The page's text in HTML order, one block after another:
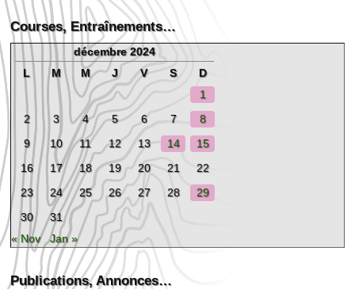
Courses, Entraînements…
décembre 2024
L
M M J V S
D
1
2
3 4 5 6 7
8
9
10 11 12 13 14
15
16
17 18 19 20 21
22
23
24 25 26 27 28
29
30
31
« Nov
Jan »
Publications, Annonces…